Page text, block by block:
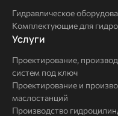
Гидравлическое
Комплектующие для
Услуги
Услуги
Проектирование,
систем под ключ
Проектирование и
маслостанций
Производство